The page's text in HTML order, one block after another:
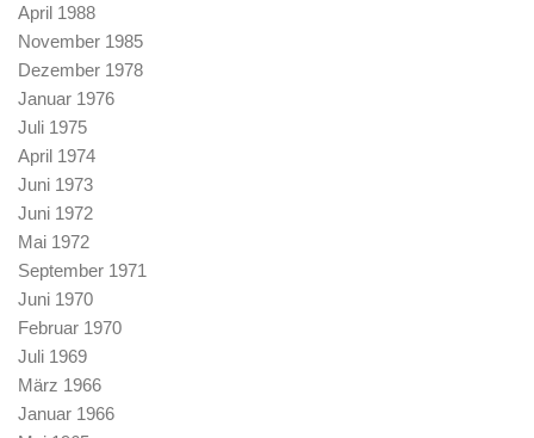
April 1988
November 1985
Dezember 1978
Januar 1976
Juli 1975
April 1974
Juni 1973
Juni 1972
Mai 1972
September 1971
Juni 1970
Februar 1970
Juli 1969
März 1966
Januar 1966